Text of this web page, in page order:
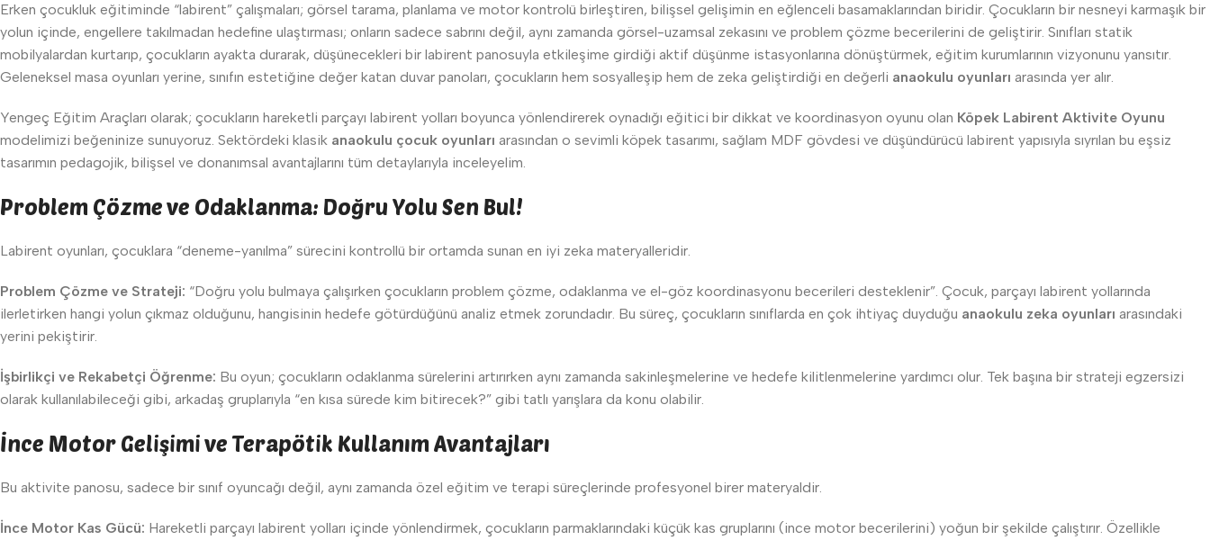
Erken çocukluk eğitiminde “labirent” çalışmaları; görsel tarama, planlama ve motor kontrolü birleştiren, bilişsel gelişimin en eğlenceli basamaklarından biridir. Çocukların bir nesneyi karmaşık bir
yolun içinde, engellere takılmadan hedefine ulaştırması; onların sadece sabrını değil, aynı zamanda görsel-uzamsal zekasını ve problem çözme becerilerini de geliştirir. Sınıfları statik
mobilyalardan kurtarıp, çocukların ayakta durarak, düşünecekleri bir labirent panosuyla etkileşime girdiği aktif düşünme istasyonlarına dönüştürmek, eğitim kurumlarının vizyonunu yansıtır.
Geleneksel masa oyunları yerine, sınıfın estetiğine değer katan duvar panoları, çocukların hem sosyalleşip hem de zeka geliştirdiği en değerli anaokulu oyunları arasında yer alır.
Yengeç Eğitim Araçları olarak; çocukların hareketli parçayı labirent yolları boyunca yönlendirerek oynadığı eğitici bir dikkat ve koordinasyon oyunu olan Köpek Labirent Aktivite Oyunu
modelimizi beğeninize sunuyoruz. Sektördeki klasik anaokulu çocuk oyunları arasından o sevimli köpek tasarımı, sağlam MDF gövdesi ve düşündürücü labirent yapısıyla sıyrılan bu eşsiz
tasarımın pedagojik, bilişsel ve donanımsal avantajlarını tüm detaylarıyla inceleyelim.
Problem Çözme ve Odaklanma: Doğru Yolu Sen Bul!
Labirent oyunları, çocuklara “deneme-yanılma” sürecini kontrollü bir ortamda sunan en iyi zeka materyalleridir.
Problem Çözme ve Strateji: “Doğru yolu bulmaya çalışırken çocukların problem çözme, odaklanma ve el-göz koordinasyonu becerileri desteklenir”. Çocuk, parçayı labirent yollarında
ilerletirken hangi yolun çıkmaz olduğunu, hangisinin hedefe götürdüğünü analiz etmek zorundadır. Bu süreç, çocukların sınıflarda en çok ihtiyaç duyduğu anaokulu zeka oyunları arasındaki
yerini pekiştirir.
İşbirlikçi ve Rekabetçi Öğrenme: Bu oyun; çocukların odaklanma sürelerini artırırken aynı zamanda sakinleşmelerine ve hedefe kilitlenmelerine yardımcı olur. Tek başına bir strateji egzersizi
olarak kullanılabileceği gibi, arkadaş gruplarıyla “en kısa sürede kim bitirecek?” gibi tatlı yarışlara da konu olabilir.
İnce Motor Gelişimi ve Terapötik Kullanım Avantajları
Bu aktivite panosu, sadece bir sınıf oyuncağı değil, aynı zamanda özel eğitim ve terapi süreçlerinde profesyonel birer materyaldir.
İnce Motor Kas Gücü: Hareketli parçayı labirent yolları içinde yönlendirmek, çocukların parmaklarındaki küçük kas gruplarını (ince motor becerilerini) yoğun bir şekilde çalıştırır. Özellikle